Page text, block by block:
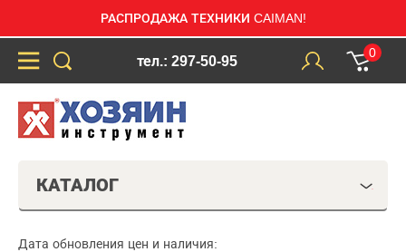
РАСПРОДАЖА ТЕХНИКИ CAIMAN!
тел.: 297-50-95
0
КАТАЛОГ
Дата обновления цен и наличия: